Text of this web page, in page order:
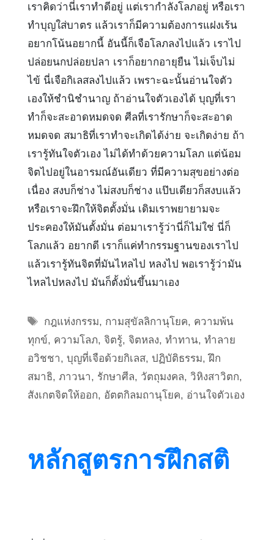
เราคิดว่านี่เราทำดีอยู่ แต่เรากำลังโลภอยู่ หรือเรา
ทำบุญใส่บาตร แล้วเราก็มีความต้องการแฝงเร้น
อยากโน้นอยากนี้ อันนี้ก็เจือโลภลงไปแล้ว เราไป
ปล่อยนกปล่อยปลา เราก็อยากอายุยืน ไม่เจ็บไม่
ไข้ นี่เจือกิเลสลงไปแล้ว เพราะฉะนั้นอ่านใจตัว
เองให้ชำนิชำนาญ ถ้าอ่านใจตัวเองได้ บุญที่เรา
ทำก็จะสะอาดหมดจด ศีลที่เรารักษาก็จะสะอาด
หมดจด สมาธิที่เราทำจะเกิดได้ง่าย จะเกิดง่าย ถ้า
เรารู้ทันใจตัวเอง ไม่ได้ทำด้วยความโลภ แต่น้อม
จิตไปอยู่ในอารมณ์อันเดียว ที่มีความสุขอย่างต่อ
เนื่อง สงบก็ช่าง ไม่สงบก็ช่าง แป๊บเดียวก็สงบแล้ว
หรือเราจะฝึกให้จิตตั้งมั่น เดิมเราพยายามจะ
ประคองให้มันตั้งมั่น ต่อมาเรารู้ว่านี่ก็ไม่ใช่ นี่ก็
โลภแล้ว อยากดี เราก็แค่ทำกรรมฐานของเราไป
แล้วเรารู้ทันจิตที่มันไหลไป หลงไป พอเรารู้ว่ามัน
ไหลไปหลงไป มันก็ตั้งมั่นขึ้นมาเอง
Tags
กฎแห่งกรรม, กามสุขัลลิกานุโยค, ความพ้น
ทุกข์, ความโลภ, จิตรู้, จิตหลง, ทำทาน, ทำลาย
อวิชชา, บุญที่เจือด้วยกิเลส, ปฏิบัติธรรม,ฝึก
สมาธิ, ภาวนา, รักษาศีล, วัตถุมงคล, วิหิงสาวิตก,
สังเกตจิตให้ออก, อัตตกิลมถานุโยค, อ่านใจตัวเอง
หลักสูตรการฝึกสติ